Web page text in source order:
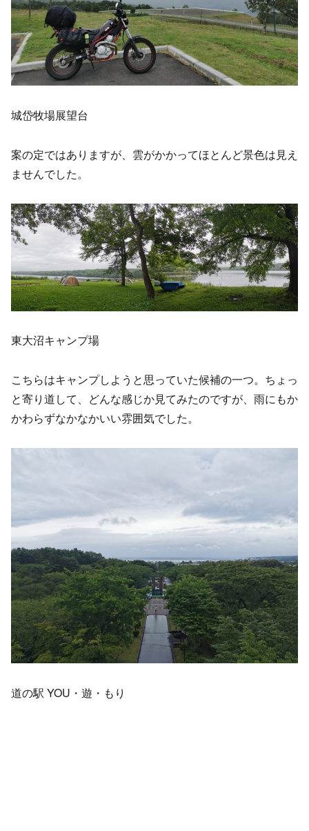
城岱牧場展望台
案の定ではありますが、雲がかかってほとんど景色は見え
ませんでした。
東大沼キャンプ場
こちらはキャンプしようと思っていた候補の一つ。ちょっ
と寄り道して、どんな感じか見てみたのですが、雨にもか
かわらずなかなかいい雰囲気でした。
道の駅 YOU・遊・もり